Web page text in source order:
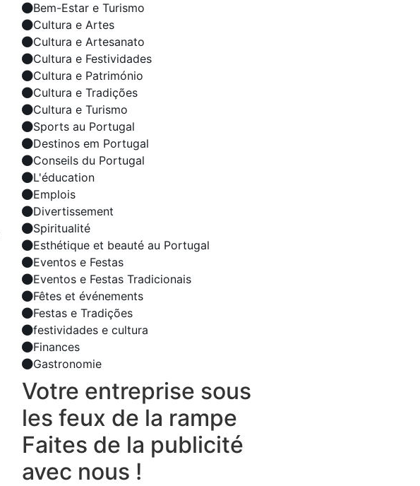
Bem-Estar e Turismo
Cultura e Artes
Cultura e Artesanato
Cultura e Festividades
Cultura e Património
Cultura e Tradições
Cultura e Turismo
Sports au Portugal
Destinos em Portugal
Conseils du Portugal
L'éducation
Emplois
Divertissement
Spiritualité
Esthétique et beauté au Portugal
Eventos e Festas
Eventos e Festas Tradicionais
Fêtes et événements
Festas e Tradições
festividades e cultura
Finances
Gastronomie
Votre entreprise sous
les feux de la rampe
Faites de la publicité
avec nous !